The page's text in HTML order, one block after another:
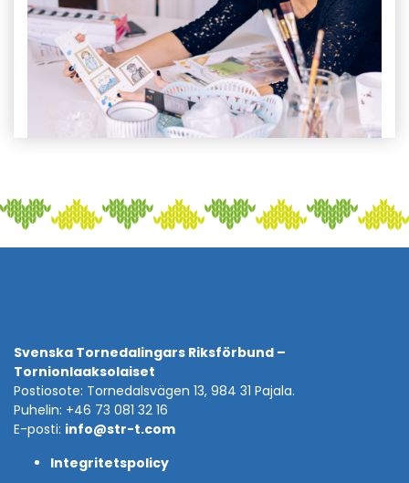
Svenska Tornedalingars Riksförbund –
Tornionlaaksolaiset
Postiosote: Tornedalsvägen 13, 984 31 Pajala.
Puhelin: +46 73 081 32 16
E-posti: info@str-t.com
Integritetspolicy